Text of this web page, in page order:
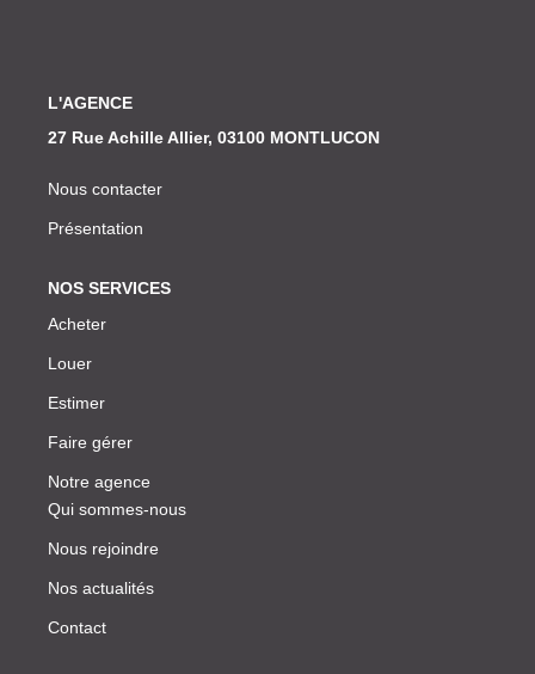
L'AGENCE
27 Rue Achille Allier, 03100 MONTLUCON
Nous contacter
Présentation
NOS SERVICES
Acheter
Louer
Estimer
Faire gérer
Notre agence
Qui sommes-nous
Nous rejoindre
Nos actualités
Contact